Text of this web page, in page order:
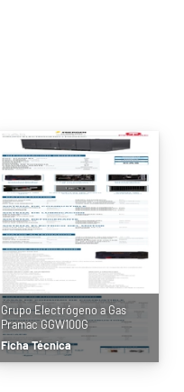
Grupo Electrógeno a Gas
Pramac GGW100G
Ficha Técnica